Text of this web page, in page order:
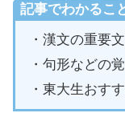
記事でわかるこ
・漢文の重要
・句形などの
・東大生おす